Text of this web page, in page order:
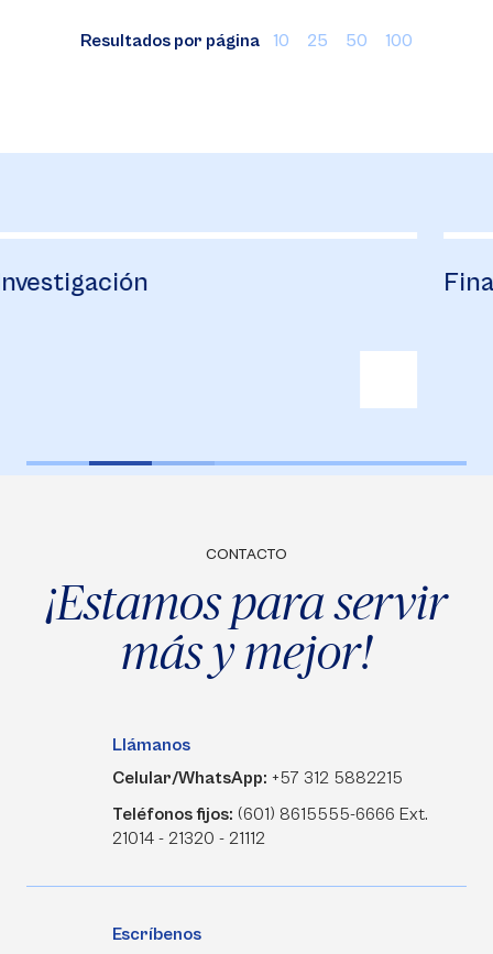
Resultados por página 10 25 50 100
Financiación
CONTACTO
¡Estamos para servir
más y mejor!
Llámanos
Celular/WhatsApp: +57 312 5882215
Teléfonos fijos: (601) 8615555-6666 Ext.
21014 - 21320 - 21112
Escríbenos